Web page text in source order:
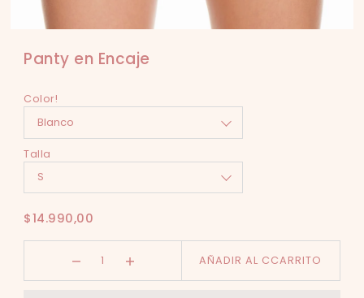
Panty en Encaje
Color!
Talla
$14.990,00
AÑADIR AL CCARRITO